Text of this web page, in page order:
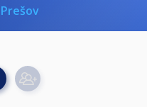
Prešov